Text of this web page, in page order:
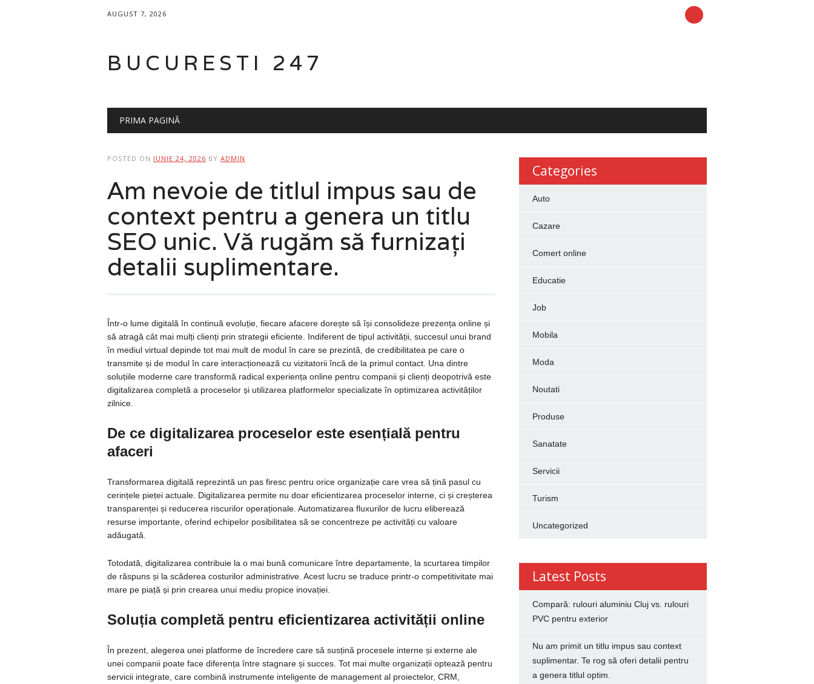
AUGUST 7, 2026
BUCURESTI 247
Main menu
PRIMA PAGINĂ
POSTED ON IUNIE 24, 2026 BY ADMIN
Am nevoie de titlul impus sau de
context pentru a genera un titlu
SEO unic. Vă rugăm să furnizați
detalii suplimentare.
Într-o lume digitală în continuă evoluție, fiecare afacere dorește să își consolideze prezența online și
să atragă cât mai mulți clienți prin strategii eficiente. Indiferent de tipul activității, succesul unui brand
în mediul virtual depinde tot mai mult de modul în care se prezintă, de credibilitatea pe care o
transmite și de modul în care interacționează cu vizitatorii încă de la primul contact. Una dintre
soluțiile moderne care transformă radical experiența online pentru companii și clienți deopotrivă este
digitalizarea completă a proceselor și utilizarea platformelor specializate în optimizarea activităților
zilnice.
De ce digitalizarea proceselor este esențială pentru
afaceri
Transformarea digitală reprezintă un pas firesc pentru orice organizație care vrea să țină pasul cu
cerințele pieței actuale. Digitalizarea permite nu doar eficientizarea proceselor interne, ci și creșterea
transparenței și reducerea riscurilor operaționale. Automatizarea fluxurilor de lucru eliberează
resurse importante, oferind echipelor posibilitatea să se concentreze pe activități cu valoare
adăugată.
Totodată, digitalizarea contribuie la o mai bună comunicare între departamente, la scurtarea timpilor
de răspuns și la scăderea costurilor administrative. Acest lucru se traduce printr-o competitivitate mai
mare pe piață și prin crearea unui mediu propice inovației.
Soluția completă pentru eficientizarea activității online
În prezent, alegerea unei platforme de încredere care să susțină procesele interne și externe ale
unei companii poate face diferența între stagnare și succes. Tot mai multe organizații optează pentru
servicii integrate, care combină instrumente inteligente de management al proiectelor, CRM,
Categories
Auto
Cazare
Comert online
Educatie
Job
Mobila
Moda
Noutati
Produse
Sanatate
Servicii
Turism
Uncategorized
Latest Posts
Compară: rulouri aluminiu Cluj vs. rulouri
PVC pentru exterior
Nu am primit un titlu impus sau context
suplimentar. Te rog să oferi detalii pentru
a genera titlul optim.